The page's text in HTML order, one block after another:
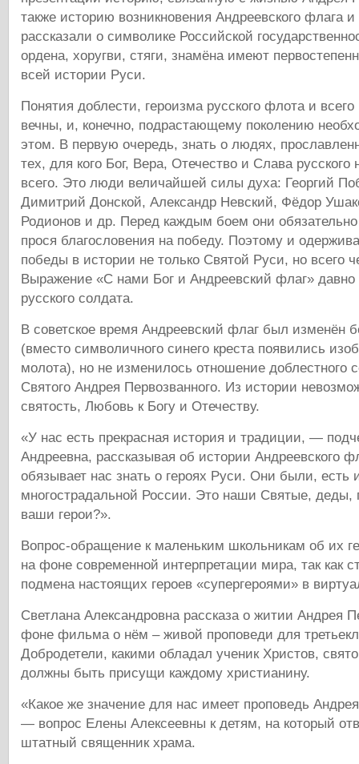
также историю возникновения Андреевского флага и
рассказали о символике Российской
ордена, хоругви, стяги, знамёна имеют
всей истории Руси.
Понятия доблести, героизма русского флота и всего
вечны, и, конечно, подрастающему поколению
этом. В первую очередь, знать о людях,
тех, для кого Бог, Вера, Отечество и Слава
всего. Это люди величайшей силы духа: Георгий
Димитрий Донской, Александр Невский, Фёдор
Родионов и др. Перед каждым боем они
прося благословения на победу. Поэтому и
победы в истории не только Святой Руси, но всего
Выражение «С нами Бог и Андреевский флаг» давно
русского солдата.
В советское время Андреевский флаг был изменён
(вместо символичного синего креста появились
молота), но не изменилось отношение доблестного
Святого Андрея Первозванного. Из истории
святость, Любовь к Богу и Отечеству.
«У нас есть прекрасная история и традиции, —
Андреевна, рассказывая об истории Андреевского
обязывает нас знать о героях Руси. Они были, есть
многострадальной России. Это наши Святые, деды,
ваши герои?».
Вопрос-обращение к маленьким школьникам об их
на фоне современной интерпретации мира, так как
подмена настоящих героев «супергероями» в
Светлана Александровна рассказа о житии Андрея
фоне фильма о нём – живой проповеди для
Добродетели, какими обладал ученик Христов,
должны быть присущи каждому христианину.
«Какое же значение для нас имеет проповедь
— вопрос Елены Алексеевны к детям, на который
штатный священник храма.